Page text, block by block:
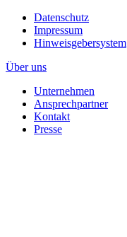
Datenschutz
Impressum
Hinweisgebersystem
Über uns
Unternehmen
Ansprechpartner
Kontakt
Presse